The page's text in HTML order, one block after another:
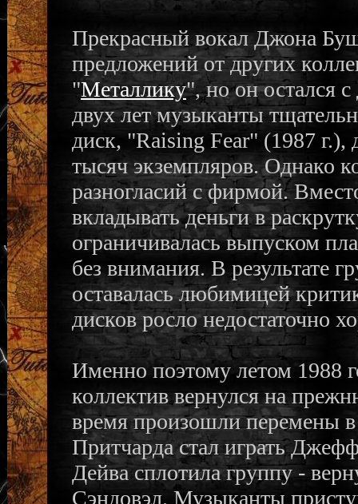
Прекрасный вокал Джона
предложений от других
"Металлику", но он остался
двух лет музыканты
диск, "Raising Fear" (1987 г.),
тысяч экземпляров. Однако
разногласий с фирмой.
вкладывать деньги в
ограничивалась выпуском
без внимания. В результате
оставалась любимицей
дисков росло недостаточно
Именно поэтому летом 1988
коллектив вернулся на
время произошли перемены
Притчарда стал играть
Дейва сплотила группу -
Сэндовэл. Музыканты